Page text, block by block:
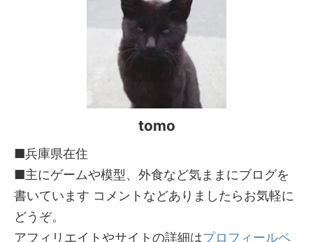
tomo
■兵庫県在住
■主にゲームや模型、外食など気ままにブログを
書いています コメントなどありましたらお気軽に
どうぞ。
アフィリエイトやサイトの詳細はプロフィールペ